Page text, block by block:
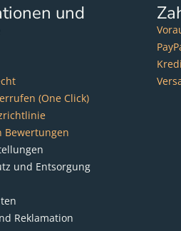
und
(One Click)
Bewertungen
und Entsorgung
Reklamation